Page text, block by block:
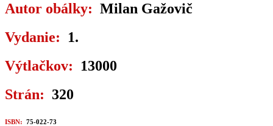
Autor obálky: Milan Gažovič
Vydanie: 1.
Výtlačkov: 13000
Strán: 320
ISBN: 75-022-73